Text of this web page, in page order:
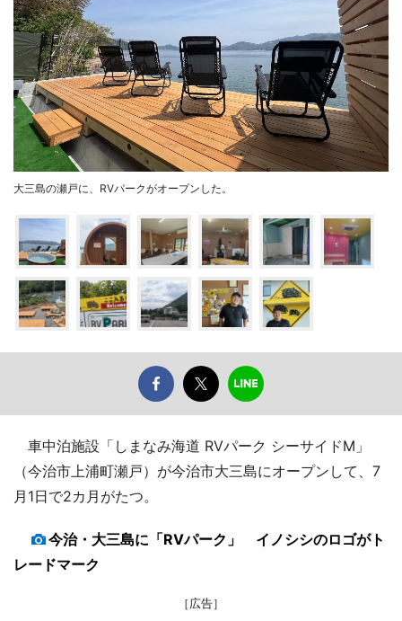
大三島の瀬戸に、RVパークがオープンした。
車中泊施設「しまなみ海道 RVパーク シーサイドM」
（今治市上浦町瀬戸）が今治市大三島にオープンして、7
月1日で2カ月がたつ。
今治・大三島に「RVパーク」 イノシシのロゴがト
レードマーク
［広告］